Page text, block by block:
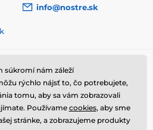
rámu.
info@nostre.sk
Užitočné informácie
Často kladené otázky
Magazín
Kontakty
súkromí nám záleží
rýchlo nájsť to, čo potrebujete,
tomu, aby sa vám zobrazovali
Používame cookies, aby sme
stránke, a zobrazujeme produkty